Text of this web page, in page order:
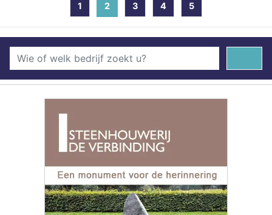
1 2 (current)
3 4 5